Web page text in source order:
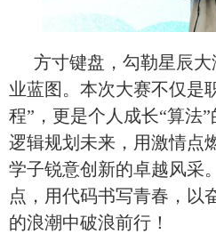
方寸键盘，勾勒星辰
业蓝图。本次大赛不仅是
程”，更是个人成长“算法
逻辑规划未来，用激情点
学子锐意创新的卓越风采
点，用代码书写青春，以
的浪潮中破浪前行！